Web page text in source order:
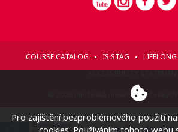
COURSE CATALOG IS STAG
© 2026 Jihočeská univerzita v Českých
Pro zajištění bezproblémového použití
cookies. Používáním tohoto webu